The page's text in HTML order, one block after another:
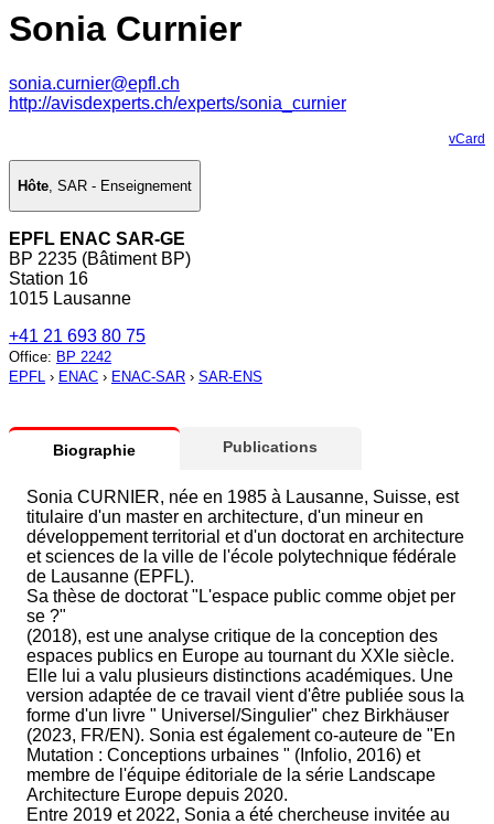
Sonia Curnier
sonia.curnier@epfl.ch
http://avisdexperts.ch/experts/sonia_curnier
vCard
Hôte, SAR - Enseignement
EPFL ENAC SAR-GE
BP 2235 (Bâtiment BP)
Station 16
1015 Lausanne
+41 21 693 80 75
Office: BP 2242
EPFL › ENAC › ENAC-SAR › SAR-ENS
Biographie Publications
Sonia CURNIER, née en 1985 à Lausanne, Suisse, est
titulaire d'un master en architecture, d'un mineur en
développement territorial et d'un doctorat en architecture
et sciences de la ville de l'école polytechnique fédérale
de Lausanne (EPFL).
Sa thèse de doctorat "L'espace public comme objet per
se ?"
(2018), est une analyse critique de la conception des
espaces publics en Europe au tournant du XXIe siècle.
Elle lui a valu plusieurs distinctions académiques. Une
version adaptée de ce travail vient d'être publiée sous la
forme d'un livre " Universel/Singulier" chez Birkhäuser
(2023, FR/EN). Sonia est également co-auteure de "En
Mutation : Conceptions urbaines " (Infolio, 2016) et
membre de l'équipe éditoriale de la série Landscape
Architecture Europe depuis 2020.
Entre 2019 et 2022, Sonia a été chercheuse invitée au